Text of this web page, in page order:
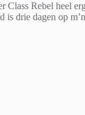
Rebel heel
drie dagen op